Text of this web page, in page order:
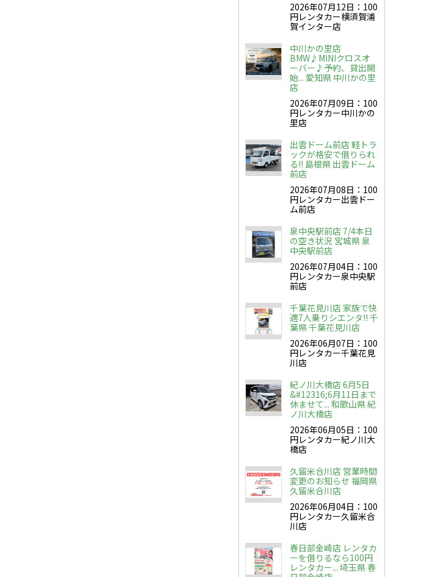
2026年07月12日：100
円レンタカー横須賀浦
賀インター店
中川かの里店
BMW♪MINIクロスオ
ーバー♪予約、貸出開
始... 愛知県 中川かの里
店
2026年07月09日：100
円レンタカー中川かの
里店
出雲ドーム前店 軽トラ
ックが格安で借りられ
る!! 島根県 出雲ドーム
前店
2026年07月08日：100
円レンタカー出雲ドー
ム前店
泉中央駅前店 7/4本日
の空き状況 宮城県 泉
中央駅前店
2026年07月04日：100
円レンタカー泉中央駅
前店
千葉花見川店 家族で快
適7人乗りシエンタ!! 千
葉県 千葉花見川店
2026年06月07日：100
円レンタカー千葉花見
川店
紀ノ川大橋店 6月5日
&#12316;6月11日まで
休ませて... 和歌山県 紀
ノ川大橋店
2026年06月05日：100
円レンタカー紀ノ川大
橋店
久留米合川店 営業時間
変更のお知らせ 福岡県
久留米合川店
2026年06月04日：100
円レンタカー久留米合
川店
春日部金崎店 レンタカ
ーを借りるなら100円
レンタカー... 埼玉県 春